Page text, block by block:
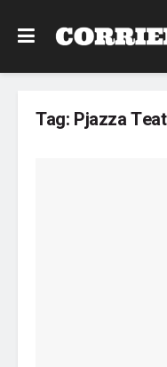
Tag: Pjazza